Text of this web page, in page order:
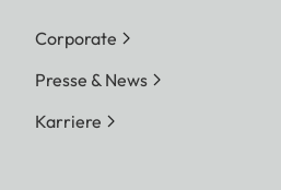
Corporate
Presse & News
Karriere